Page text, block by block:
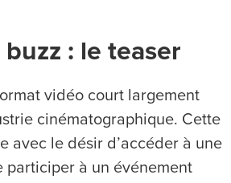
: le teaser
vidéo court largement
cinématographique. Cette
avec le désir d’accéder à une
participer à un événement